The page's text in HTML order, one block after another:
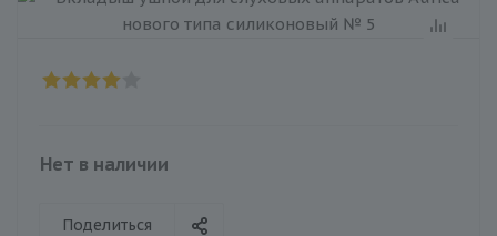
Нет в наличии
Поделиться